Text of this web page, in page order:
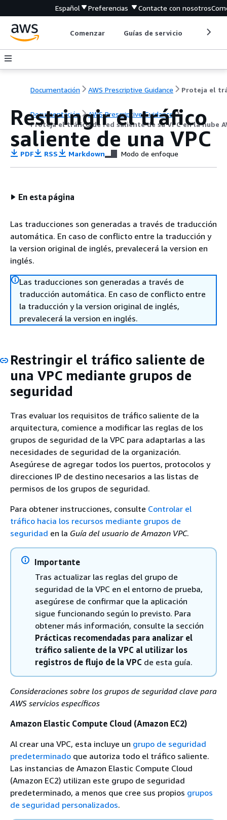
Español Preferencias Contacte con nosotros
Comenzar Guías de servicio
Documentación AWS Prescriptive Guidance
Documentación
AWS Prescriptive Guidance
Proteja el tráfico de red saliente de su VPC en la nube
Restringir el tráfico
saliente de una VPC
PDF RSS Markdown Modo de enfoque
En esta página
Las traducciones son generadas a través de traducción
automática. En caso de conflicto entre la traducción y
la version original de inglés, prevalecerá la version en
inglés.
Las traducciones son generadas a través de
traducción automática. En caso de conflicto entre
la traducción y la version original de inglés,
prevalecerá la version en inglés.
Restringir el tráfico saliente de
una VPC mediante grupos de
seguridad
Tras evaluar los requisitos de tráfico saliente de la
arquitectura, comience a modificar las reglas de los
grupos de seguridad de la VPC para adaptarlas a las
necesidades de seguridad de la organización.
Asegúrese de agregar todos los puertos, protocolos y
direcciones IP de destino necesarios a las listas de
permisos de los grupos de seguridad.
Para obtener instrucciones, consulte Controlar el
tráfico hacia los recursos mediante grupos de
seguridad en la Guía del usuario de Amazon VPC.
Importante
Tras actualizar las reglas del grupo de
seguridad de la VPC en el entorno de prueba,
asegúrese de confirmar que la aplicación
sigue funcionando según lo previsto. Para
obtener más información, consulte la sección
Prácticas recomendadas para analizar el
tráfico saliente de la VPC al utilizar los
registros de flujo de la VPC de esta guía.
Consideraciones sobre los grupos de seguridad clave para
AWS servicios específicos
Amazon Elastic Compute Cloud (Amazon EC2)
Al crear una VPC, esta incluye un grupo de seguridad
predeterminado que autoriza todo el tráfico saliente.
Las instancias de Amazon Elastic Compute Cloud
(Amazon EC2) utilizan este grupo de seguridad
predeterminado, a menos que cree sus propios grupos
de seguridad personalizados.